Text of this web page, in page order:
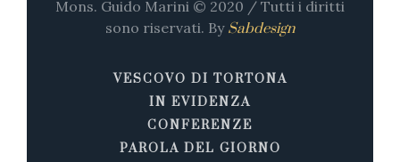
Mons. Guido Marini © 2020 / Tutti i diritti
sono riservati. By Sabdesign
VESCOVO DI TORTONA
IN EVIDENZA
CONFERENZE
PAROLA DEL GIORNO